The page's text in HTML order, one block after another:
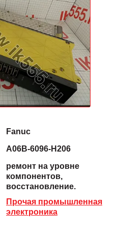
Fanuc
A06B-6096-H206
ремонт на уровне
компонентов,
восстановление.
Прочая промышленная
электроника